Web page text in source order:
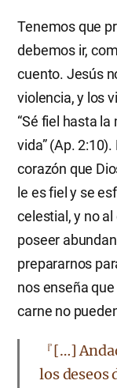
Tenemos que
debemos ir,
cuento. Jesús
violencia, y los
“Sé fiel hasta
vida” (Ap.
corazón que
le es fiel y se
celestial, y no
poseer
prepararnos
nos enseña
carne no
『[…]
los deseos